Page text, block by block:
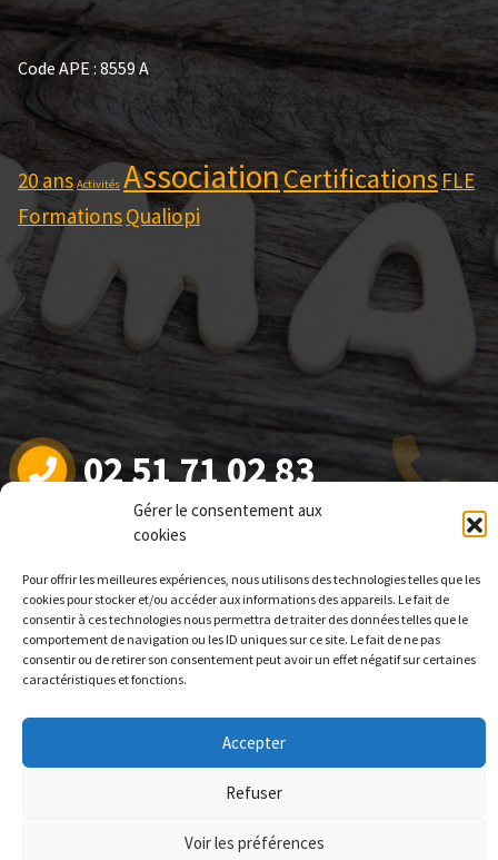
Gérer le consentement aux
cookies
Pour offrir les meilleures expériences, nous utilisons des technologies telles que les
cookies pour stocker et/ou accéder aux informations des appareils. Le fait de
consentir à ces technologies nous permettra de traiter des données telles que le
comportement de navigation ou les ID uniques sur ce site. Le fait de ne pas
consentir ou de retirer son consentement peut avoir un effet négatif sur certaines
caractéristiques et fonctions.
Accepter
Refuser
Voir les préférences
Code APE : 8559 A
20 ans Activités AssociationCertificationsFLE
FormationsQualiopi
02 51 71 02 83
Copyright © 2026 Le Point Clé | enregistré sous le
numéro 52440455 444 (ce numéro ne vaut pas
agrément de l’Etat) | Association loi 1901 © 2012.